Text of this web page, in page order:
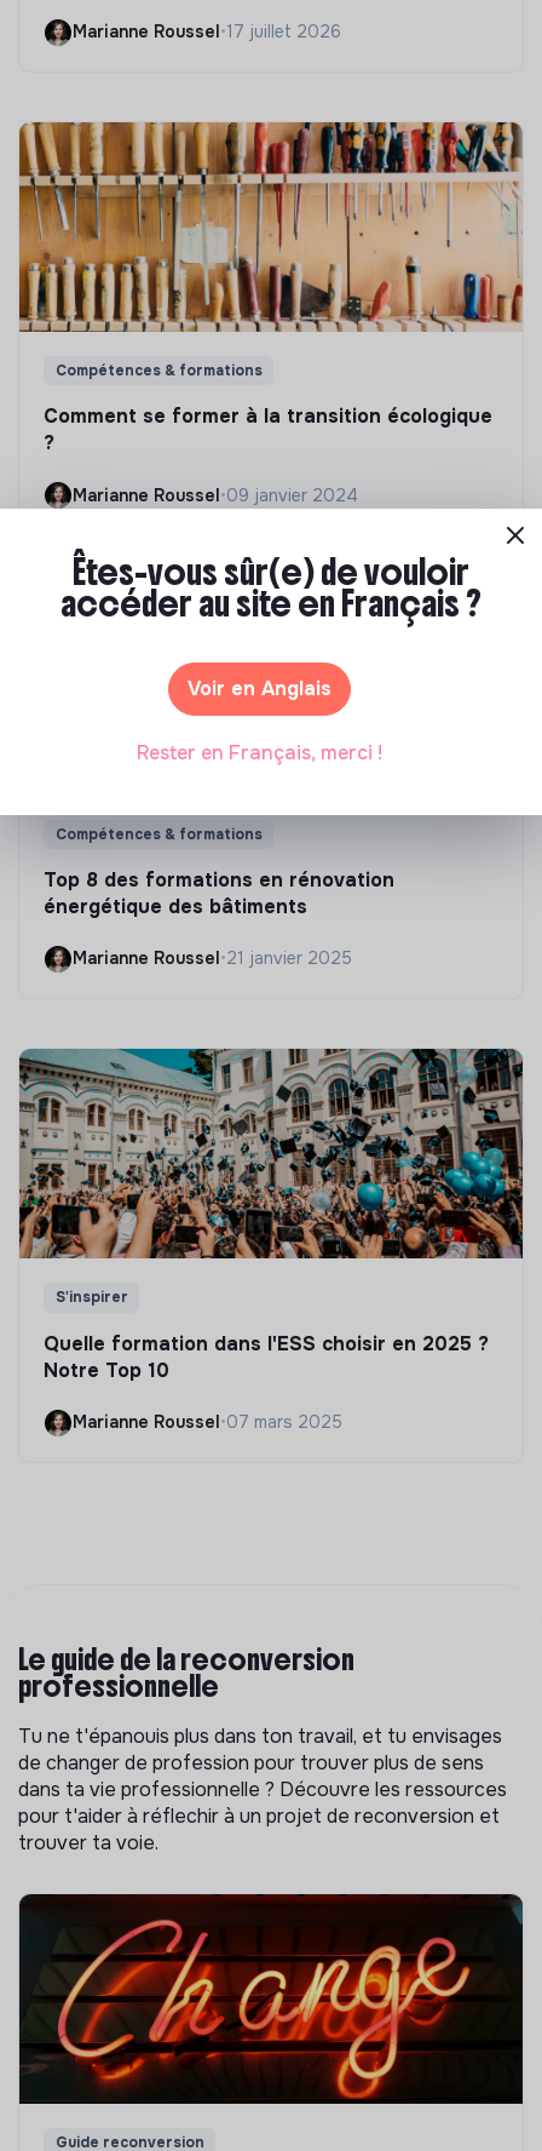
Marianne Roussel•17 juillet 2026
Compétences & formations
Comment se former à la transition écologique
?
Marianne Roussel•09 janvier 2024
Compétences & formations
Top 8 des formations en rénovation
énergétique des bâtiments
Marianne Roussel •21 janvier 2025
S'inspirer
Quelle formation dans l'ESS choisir en 2025 ?
Notre Top 10
Marianne Roussel•07 mars 2025
Le guide de la reconversion
professionnelle
Tu ne t'épanouis plus dans ton travail, et tu envisages
de changer de profession pour trouver plus de sens
dans ta vie professionnelle ? Découvre les ressources
pour t'aider à réflechir à un projet de reconversion et
trouver ta voie.
Guide reconversion
Êtes-vous sûr(e) de vouloir
accéder au site en Français ?
Voir en Anglais
Rester en Français, merci !